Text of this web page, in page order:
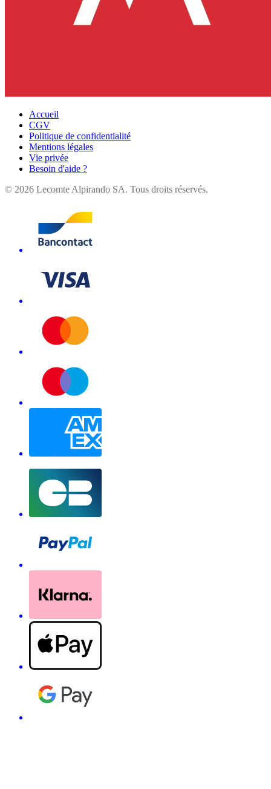
Accueil
CGV
Politique de confidentialité
Mentions légales
Vie privée
Besoin d'aide ?
© 2026 Lecomte Alpirando SA. Tous droits réservés.